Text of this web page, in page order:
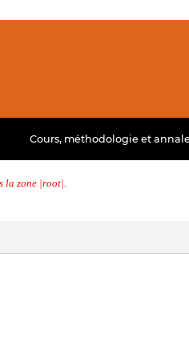
Cours, méthodologie et
la zone |root|.